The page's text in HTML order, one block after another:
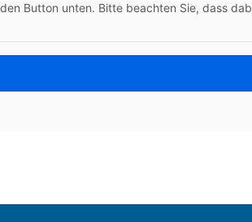
Button unten. Bitte beach­ten Sie, dass